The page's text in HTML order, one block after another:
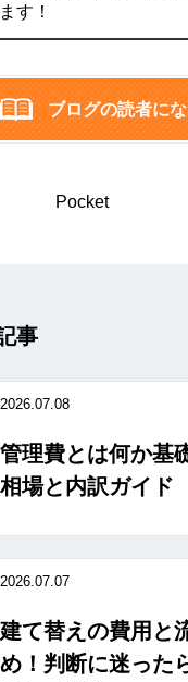
ます！
ブログの読者に
Pocket
事
2026.07.08
管理費とは何か基
相場と内訳ガイド
2026.07.07
建て替えの費用と
め！判断に迷った